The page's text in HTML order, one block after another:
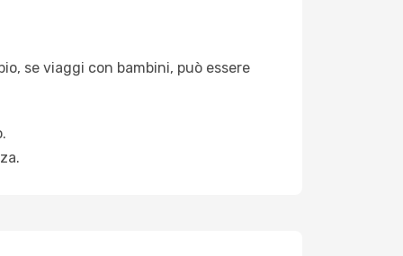
se viaggi con bambini, può essere